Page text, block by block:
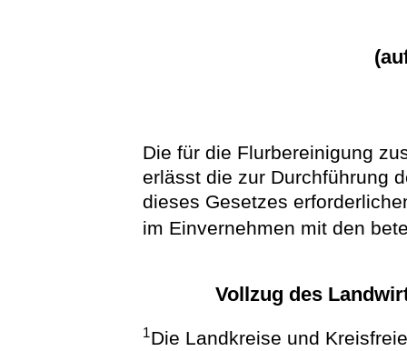
Die für die Flurbereinigung
erlässt die zur Durchführung
dieses Gesetzes
im Einvernehmen mit den
Vollzug des
1Die Landkreise und